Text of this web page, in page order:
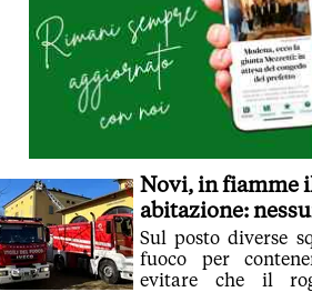
Novi, in fiamme
abitazione:
Sul posto diverse
fuoco per
evitare che il